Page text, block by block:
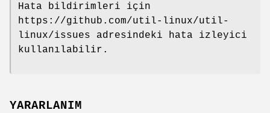
Hata bildirimleri için
https://github.com/util-linux/util-
linux/issues adresindeki hata izleyici
kullanılabilir.
YARARLANIM